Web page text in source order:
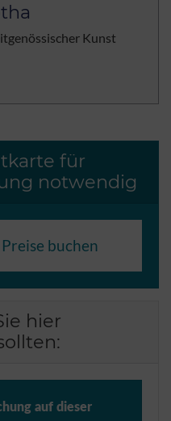
Kunst
für
notwendig
buchen
hier
auf dieser